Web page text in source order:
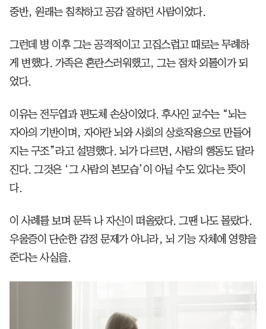
중반, 원래는 침착하고 공감 잘하던 사람이었다.
그런데 병 이후 그는 공격적이고 고집스럽고 때로는 무례하
게 변했다. 가족은 혼란스러워했고, 그는 점차 외톨이가 되
었다.
이유는 전두엽과 편도체 손상이었다. 후사인 교수는 “뇌는
자아의 기반이며, 자아란 뇌와 사회의 상호작용으로 만들어
지는 구조”라고 설명했다. 뇌가 다르면, 사람의 행동도 달라
진다. 그것은 ‘그 사람의 본모습’이 아닐 수도 있다는 뜻이
다.
이 사례를 보며 문득 나 자신이 떠올랐다. 그땐 나도 몰랐다.
우울증이 단순한 감정 문제가 아니라, 뇌 기능 자체에 영향을
준다는 사실을.